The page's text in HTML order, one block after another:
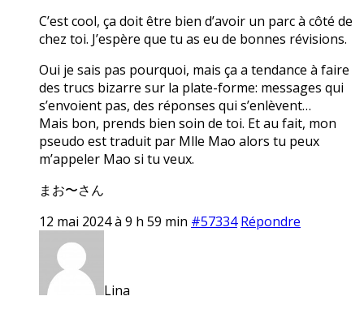
C’est cool, ça doit être bien d’avoir un parc à côté de
chez toi. J’espère que tu as eu de bonnes révisions.
Oui je sais pas pourquoi, mais ça a tendance à faire
des trucs bizarre sur la plate-forme: messages qui
s’envoient pas, des réponses qui s’enlèvent…
Mais bon, prends bien soin de toi. Et au fait, mon
pseudo est traduit par Mlle Mao alors tu peux
m’appeler Mao si tu veux.
まお〜さん
12 mai 2024 à 9 h 59 min #57334 Répondre
Lina